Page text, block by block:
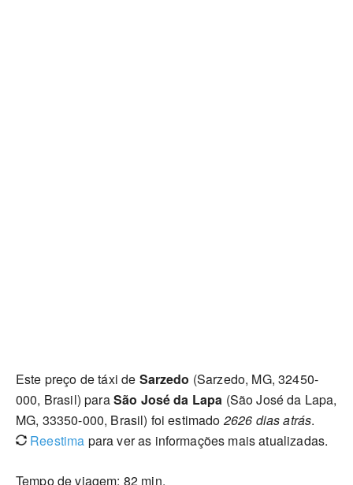
Este preço de táxi de Sarzedo (Sarzedo, MG, 32450-
000, Brasil) paraSão José da Lapa (São José da Lapa,
MG, 33350-000, Brasil) foi estimado 2626 dias atrás.
Reestima para ver as informações mais atualizadas.
Tempo de viagem: 82 min.